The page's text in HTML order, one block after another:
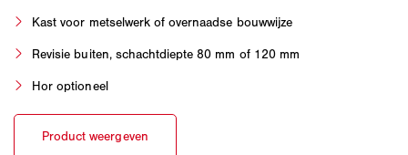
Kast voor metselwerk of overnaadse bouwwijze
Revisie buiten, schachtdiepte 80 mm of 120 mm
Hor optioneel